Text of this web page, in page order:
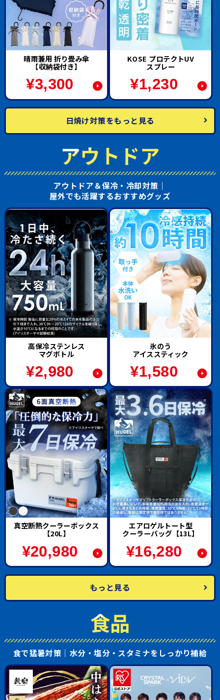
晴雨兼用 折り畳み傘
【収納袋付き】
¥3,300
KOSE プロテクトUV
スプレー
¥1,230
日焼け対策をもっと見る
アウトドア
アウトドア＆保冷・冷却対策｜
屋外でも活躍するおすすめグッズ
高保冷ステンレス
マグボトル
¥2,980
氷のう
アイススティック
¥1,580
真空断熱クーラーボックス
【20L】
¥20,980
エアロゲルトート型
クーラーバッグ【13L】
¥16,280
もっと見る
食品
食で猛暑対策｜水分・塩分・スタミナをしっかり補給